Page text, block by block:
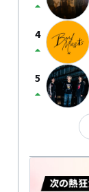
arrow_drop_up
4
arrow_drop_up
5
arrow_drop_up